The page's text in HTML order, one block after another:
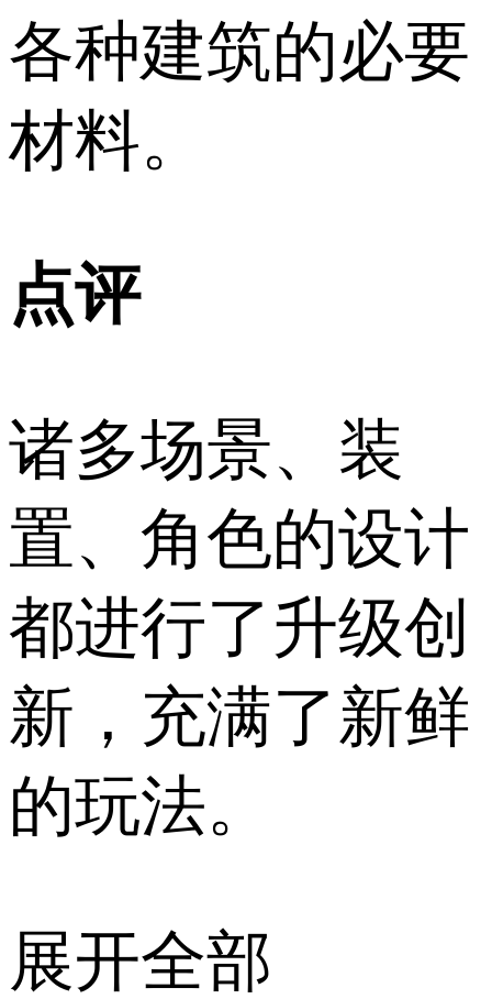
各种建筑的必要
材料。
点评
诸多场景、装
置、角色的设计
都进行了升级创
新，充满了新鲜
的玩法。
展开全部